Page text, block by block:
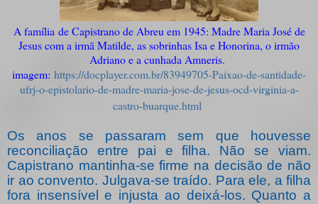
A família de Capistrano de Abreu em 1945: Madre Maria José de
Jesus com a irmã Matilde, as sobrinhas Isa e Honorina, o irmão
Adriano e a cunhada Amneris.
imagem: https://docplayer.com.br/83949705-Paixao-de-santidade-
ufrj-o-epistolario-de-madre-maria-jose-de-jesus-ocd-virginia-a-
castro-buarque.html
Os anos se passaram sem que houvesse
reconciliação entre pai e filha. Não se viam.
Capistrano mantinha-se firme na decisão de não
ir ao convento. Julgava-se traído. Para ele, a filha
fora insensível e injusta ao deixá-los. Quanto a